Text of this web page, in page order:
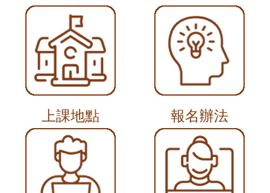
上課地點 報名辦法